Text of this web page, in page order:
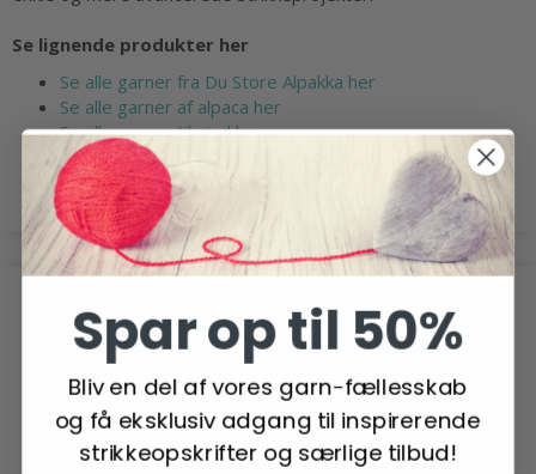
Se lignende produkter her
Se alle garner fra Du Store Alpakka her
Se alle garner af alpaca her
Se alle garner til pind her
Se alle opskrifter med Du Store Alpakka Faerytale her
Spar op til 50%
Bliv en del af vores garn-fællesskab
og få eksklusiv adgang til inspirerende
strikkeopskrifter og særlige tilbud!